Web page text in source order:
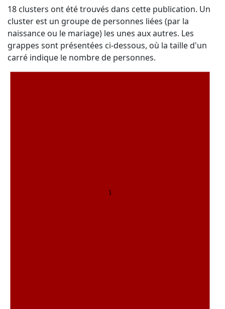
18 clusters ont été trouvés dans cette publication. Un
cluster est un groupe de personnes liées (par la
naissance ou le mariage) les unes aux autres. Les
grappes sont présentées ci-dessous, où la taille d'un
carré indique le nombre de personnes.
1